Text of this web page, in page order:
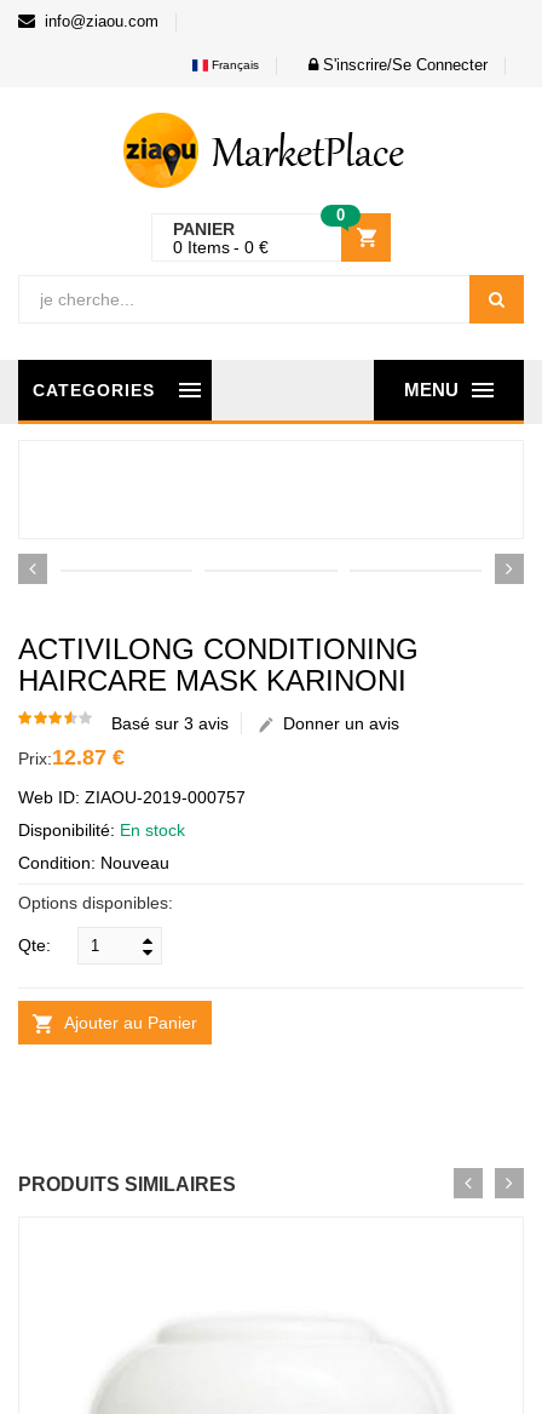
info@ziaou.com
Français S'inscrire/Se Connecter
PANIER
0
0 Items 0 €
MENU
CATEGORIES
ACTIVILONG CONDITIONING
HAIRCARE MASK KARINONI
Basé sur 3 avis
Donner un avis
Prix:12.87 €
Web ID: ZIAOU-2019-000757
Disponibilité: En stock
Condition: Nouveau
Options disponibles:
Qte:
Ajouter au Panier
PRODUITS SIMILAIRES